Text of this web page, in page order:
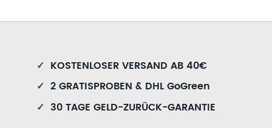
✓ KOSTENLOSER VERSAND AB 40€
✓ 2 GRATISPROBEN & DHL GoGreen
✓ 30 TAGE GELD-ZURÜCK-GARANTIE